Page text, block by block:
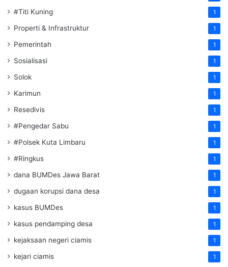
#Titi Kuning 1
Properti & Infrastruktur 1
Pemerintah 1
Sosialisasi 1
Solok 1
Karimun 1
Resedivis 1
#Pengedar Sabu 1
#Polsek Kuta Limbaru 1
#Ringkus 1
dana BUMDes Jawa Barat 1
dugaan korupsi dana desa 1
kasus BUMDes 1
kasus pendamping desa 1
kejaksaan negeri ciamis 1
kejari ciamis 1